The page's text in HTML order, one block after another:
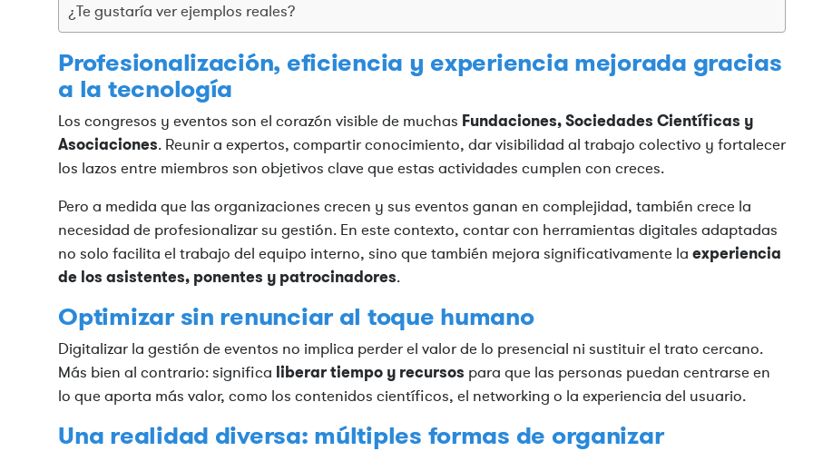
¿Te gustaría ver ejemplos reales?
Profesionalización, eficiencia y experiencia mejorada gracias
a la tecnología
Los congresos y eventos son el corazón visible de muchas Fundaciones, Sociedades Científicas y
Asociaciones. Reunir a expertos, compartir conocimiento, dar visibilidad al trabajo colectivo y fortalecer
los lazos entre miembros son objetivos clave que estas actividades cumplen con creces.
Pero a medida que las organizaciones crecen y sus eventos ganan en complejidad, también crece la
necesidad de profesionalizar su gestión. En este contexto, contar con herramientas digitales adaptadas
no solo facilita el trabajo del equipo interno, sino que también mejora significativamente laexperiencia
de los asistentes, ponentes y patrocinadores.
Optimizar sin renunciar al toque humano
Digitalizar la gestión de eventos no implica perder el valor de lo presencial ni sustituir el trato cercano.
Más bien al contrario: significa liberar tiempo y recursos para que las personas puedan centrarse en
lo que aporta más valor, como los contenidos científicos, el networking o la experiencia del usuario.
Una realidad diversa: múltiples formas de organizar